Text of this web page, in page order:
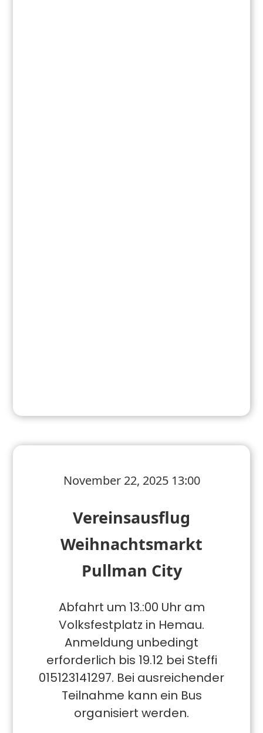
November 22, 2025 13:00
Vereinsausflug
Weihnachtsmarkt
Pullman City
Abfahrt um 13.:00 Uhr am
Volksfestplatz in Hemau.
Anmeldung unbedingt
erforderlich bis 19.12 bei Steffi
015123141297. Bei ausreichender
Teilnahme kann ein Bus
organisiert werden.